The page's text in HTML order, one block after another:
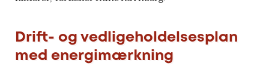
Drift- og vedligeholdelsesplan
med energimærkning